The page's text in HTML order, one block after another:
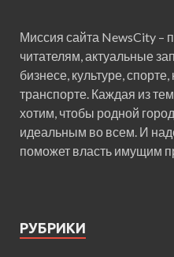
Миссия сайта NewsCity –
читателям, актуальные
бизнесе, культуре,
транспорте. Каждая из
хотим, чтобы родной
идеальным во всем. И
поможет власть имущим
РУБРИКИ